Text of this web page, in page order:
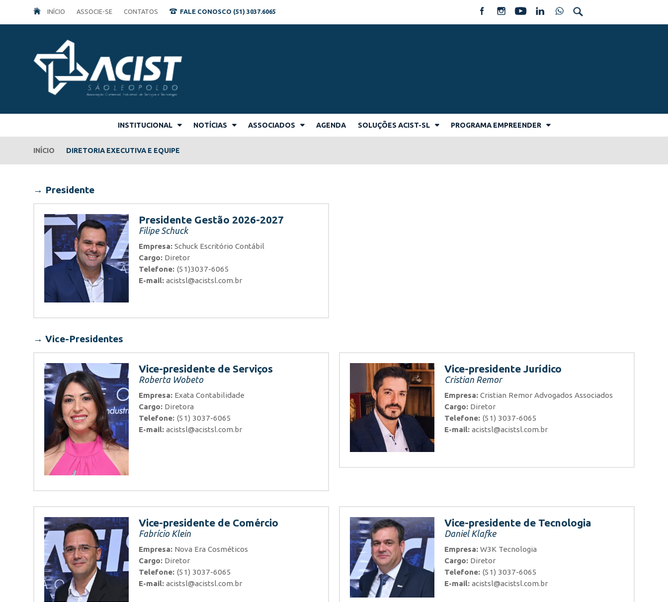
INÍCIO ASSOCIE-SE CONTATOS FALE CONOSCO (51) 3037.6065
INSTITUCIONAL NOTÍCIAS ASSOCIADOS AGENDA SOLUÇÕES ACIST-SL PROGRAMA EMPREENDER
INÍCIO DIRETORIA EXECUTIVA E EQUIPE
→ Presidente
Presidente Gestão 2026-2027
Filipe Schuck
Empresa: Schuck Escritório Contábil
Cargo: Diretor
Telefone: (51)3037-6065
E-mail: acistsl@acistsl.com.br
→ Vice-Presidentes
Vice-presidente de Serviços
Roberta Wobeto
Empresa: Exata Contabilidade
Cargo: Diretora
Telefone: (51) 3037-6065
E-mail: acistsl@acistsl.com.br
Vice-presidente Jurídico
Cristian Remor
Empresa: Cristian Remor Advogados Associados
Cargo: Diretor
Telefone: (51) 3037-6065
E-mail: acistsl@acistsl.com.br
Vice-presidente de Comércio
Fabrício Klein
Empresa: Nova Era Cosméticos
Cargo: Diretor
Telefone: (51) 3037-6065
E-mail: acistsl@acistsl.com.br
Vice-presidente de Tecnologia
Daniel Klafke
Empresa: W3K Tecnologia
Cargo: Diretor
Telefone: (51) 3037-6065
E-mail: acistsl@acistsl.com.br